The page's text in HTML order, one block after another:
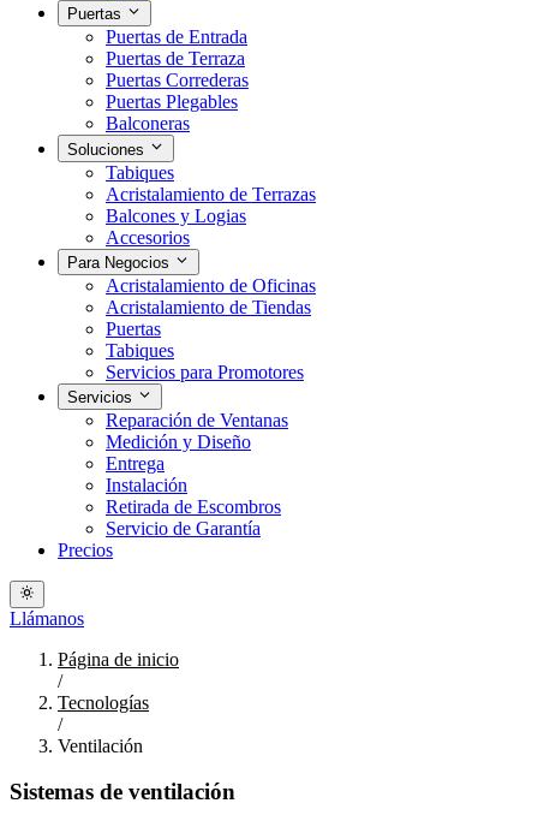
Puertas
Puertas de Entrada
Puertas de Terraza
Puertas Correderas
Puertas Plegables
Balconeras
Soluciones
Tabiques
Acristalamiento de Terrazas
Balcones y Logias
Accesorios
Para Negocios
Acristalamiento de Oficinas
Acristalamiento de Tiendas
Puertas
Tabiques
Servicios para Promotores
Servicios
Reparación de Ventanas
Medición y Diseño
Entrega
Instalación
Retirada de Escombros
Servicio de Garantía
Precios
Llámanos
Página de inicio
/
Tecnologías
/
Ventilación
Sistemas de ventilación